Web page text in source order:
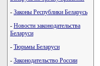
- Законы Республики Беларусь
- Новости законодательства
Беларуси
- Тюрьмы Беларуси
- Законодательство России